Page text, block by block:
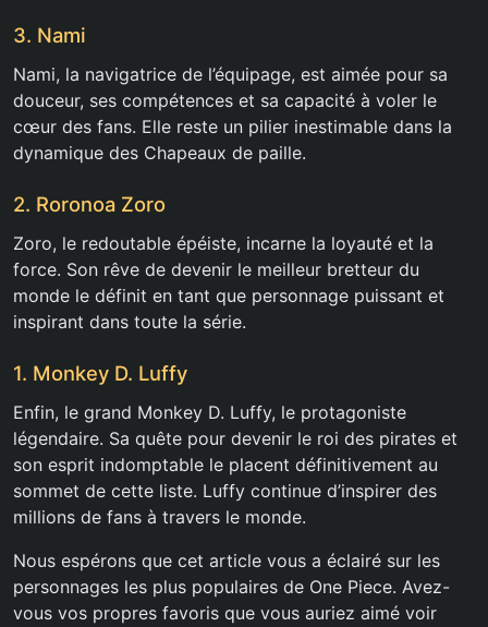
3. Nami
Nami, la navigatrice de l’équipage, est aimée pour sa
douceur, ses compétences et sa capacité à voler le
cœur des fans. Elle reste un pilier inestimable dans la
dynamique des Chapeaux de paille.
2. Roronoa Zoro
Zoro, le redoutable épéiste, incarne la loyauté et la
force. Son rêve de devenir le meilleur bretteur du
monde le définit en tant que personnage puissant et
inspirant dans toute la série.
1. Monkey D. Luffy
Enfin, le grand Monkey D. Luffy, le protagoniste
légendaire. Sa quête pour devenir le roi des pirates et
son esprit indomptable le placent définitivement au
sommet de cette liste. Luffy continue d’inspirer des
millions de fans à travers le monde.
Nous espérons que cet article vous a éclairé sur les
personnages les plus populaires de One Piece. Avez-
vous vos propres favoris que vous auriez aimé voir